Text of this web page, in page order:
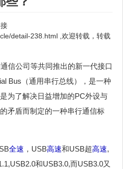
detail-238.html ,欢迎转载，转载
信公司等共同推出的新一代接口
Bus（通用串行总线），是一种
为了解决日益增加的PC外设与
矛盾而制定的一种串行通信标
全速 ，USB高速和USB超高速,
和USB3.0,而USB3.0又